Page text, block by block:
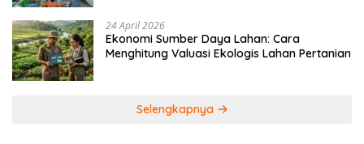
24 April 2026
Ekonomi Sumber Daya Lahan: Cara
Menghitung Valuasi Ekologis Lahan Pertanian
Selengkapnya